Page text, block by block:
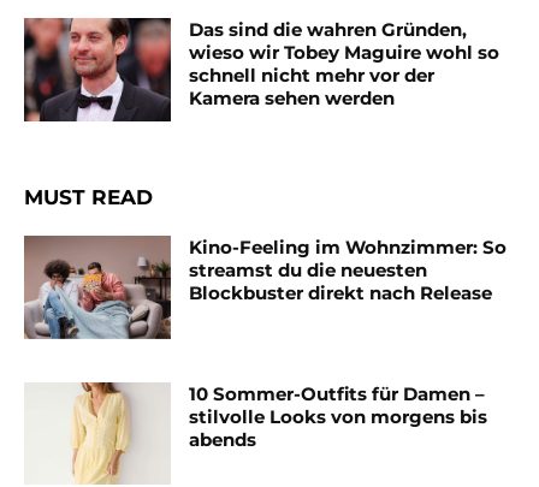
Das sind die wahren Gründen,
wieso wir Tobey Maguire wohl so
schnell nicht mehr vor der
Kamera sehen werden
MUST READ
Kino-Feeling im Wohnzimmer: So
streamst du die neuesten
Blockbuster direkt nach Release
10 Sommer-Outfits für Damen –
stilvolle Looks von morgens bis
abends